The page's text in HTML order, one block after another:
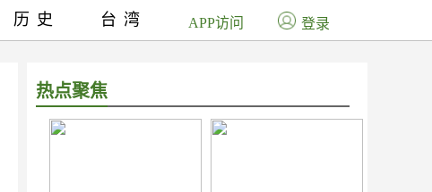
热点聚焦
历史 台湾 APP访问 登录